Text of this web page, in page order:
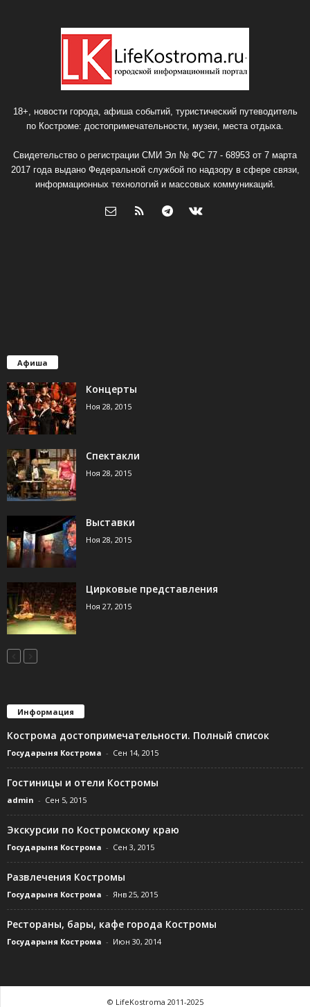
18+, новости города, афиша событий, туристический путеводитель
по Костроме: достопримечательности, музеи, места отдыха.
Свидетельство о регистрации СМИ Эл № ФС 77 - 68953 от 7 марта
2017 года выдано Федеральной службой по надзору в сфере связи,
информационных технологий и массовых коммуникаций.
Афиша
Концерты
Ноя 28, 2015
Спектакли
Ноя 28, 2015
Выставки
Ноя 28, 2015
Цирковые представления
Ноя 27, 2015
Информация
Кострома достопримечательности. Полный список
Государыня Кострома - Сен 14, 2015
Гостиницы и отели Костромы
admin - Сен 5, 2015
Экскурсии по Костромскому краю
Государыня Кострома - Сен 3, 2015
Развлечения Костромы
Государыня Кострома - Янв 25, 2015
Рестораны, бары, кафе города Костромы
Государыня Кострома - Июн 30, 2014
© LifeKostroma 2011-2025